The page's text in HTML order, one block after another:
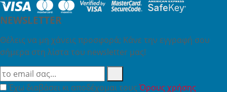
NEWSLETTER
Θέλεις να μη χάνεις προσφορά; Κάνε την εγγραφή σου
σήμερα στη λίστα του newsletter μας!
Έχω διαβάσει κι αποδέχομαι τουςΌρους χρήσης